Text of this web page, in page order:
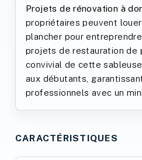
Projets de rénovation à
propriétaires peuvent
plancher pour
projets de restauration de
convivial de cette
aux débutants,
professionnels avec un
CARACTÉRISTIQUES